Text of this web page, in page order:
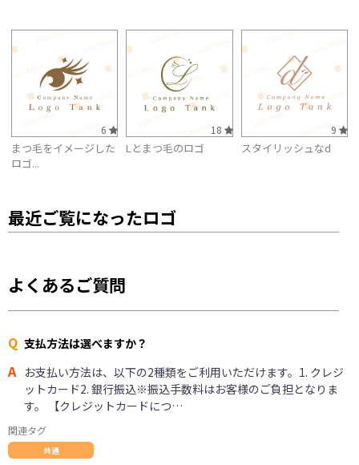
6
まつ毛をイメージした
ロゴ...
18
Lとまつ毛のロゴ
9
スタイリッシュなd
最近ご覧になったロゴ
よくあるご質問
Q 支払方法は選べますか？
A お支払い方法は、以下の2種類をご利用いただけます。1. クレジ
ットカード2. 銀行振込※振込手数料はお客様のご負担となりま
す。 【クレジットカードにつ…
関連タグ
共通